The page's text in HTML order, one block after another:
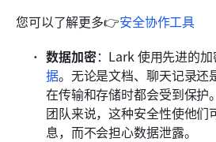
您可以了解更多👉安全协作工具
数据加密：Lark 使用先进的
据。无论是文档、聊天记录还
在传输和存储时都会受到保护
团队来说，这种安全性使他们
息，而不会担心数据泄露。